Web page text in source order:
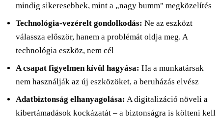
mindig sikeresebbek, mint a „nagy bumm" megközelítés
Technológia-vezérelt gondolkodás: Ne az eszközt
válassza először, hanem a problémát oldja meg. A
technológia eszköz, nem cél
A csapat figyelmen kívül hagyása: Ha a munkatársak
nem használják az új eszközöket, a beruházás elvész
Adatbiztonság elhanyagolása: A digitalizáció növeli a
kibertámadások kockázatát – a biztonságra is költeni kell